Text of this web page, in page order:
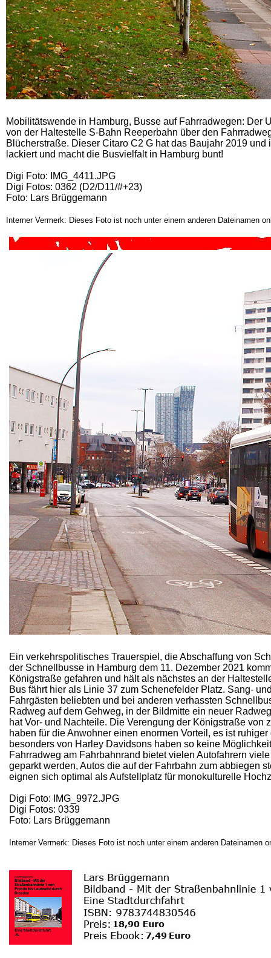
Mobilitätswende in Hamburg, Busse auf Fahrradwegen: Der
von der Haltestelle S-Bahn Reeperbahn über den
Blücherstraße. Dieser Citaro C2 G hat das Baujahr 2019
lackiert und macht die Busvielfalt in Hamburg bunt!
Digi Foto: IMG_4411.JPG
Digi Fotos: 0362 (D2/D11/#+23)
Foto: Lars Brüggemann
Interner Vermerk: Dieses Foto ist noch unter einem anderen Dateinamen
Ein verkehrspolitisches Trauerspiel, die Abschaffung von
der Schnellbusse in Hamburg dem 11. Dezember 2021
Königstraße gefahren und hält als nächstes an der
Bus fährt hier als Linie 37 zum Schenefelder Platz. Sang-
Fahrgästen beliebten und bei anderen verhassten
Radweg auf dem Gehweg, in der Bildmitte ein neuer
hat Vor- und Nachteile. Die Verengung der Königstraße
haben für die Anwohner einen enormen Vorteil, es ist
besonders von Harley Davidsons haben so keine
Fahrradweg am Fahrbahnrand bietet vielen Autofahrern
geparkt werden, Autos die auf der Fahrbahn zum abbiegen
eignen sich optimal als Aufstellplatz für monokulturelle
Digi Foto: IMG_9972.JPG
Digi Fotos: 0339
Foto: Lars Brüggemann
Interner Vermerk: Dieses Foto ist noch unter einem anderen Dateinamen